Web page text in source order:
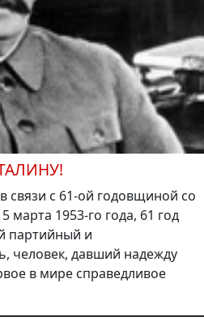
связи с 61-ой годовщиной со
марта 1953-го года, 61 год
партийный и
человек, давший надежду
в мире справедливое